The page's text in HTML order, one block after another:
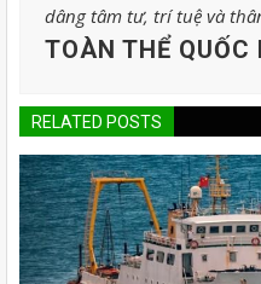
dâng tâm tư, trí tuệ và
TOÀN THỂ QUỐC
RELATED POSTS